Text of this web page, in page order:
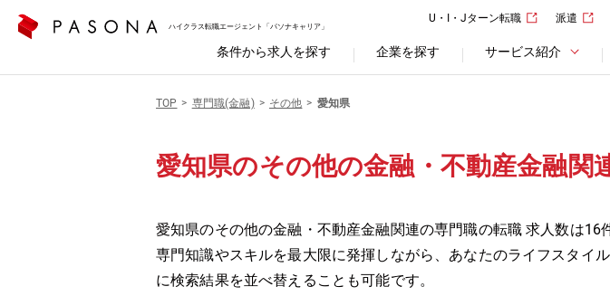
ハイクラス転職エージェント「パソナキャリア」
U・I・Jターン転職 派遣
条件から求人を探す 企業を探す サービス紹介
TOP 専門職(金融) その他 愛知県
愛知県のその他の金融・不動産金融関
愛知県のその他の金融・不動産金融関連の専門職の転職 求人数は16
専門知識やスキルを最大限に発揮しながら、あなたのライフスタイ
に検索結果を並べ替えることも可能です。